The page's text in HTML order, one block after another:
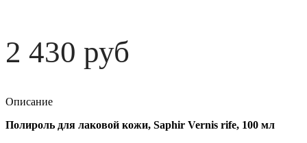
2 430 руб
Описание
Полироль для лаковой кожи, Saphir Vernis rife, 100 мл